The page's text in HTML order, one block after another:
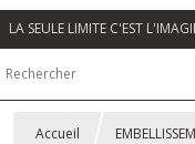
LA SEULE LIMITE C'EST
Accueil